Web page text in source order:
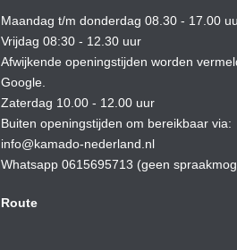
Maandag t/m donderdag 08.30 - 17.00
Vrijdag 08:30 - 12.30 uur
Afwijkende openingstijden worden
Google.
Zaterdag 10.00 - 12.00 uur
Buiten openingstijden om bereikbaar via:
info@kamado-nederland.nl
Whatsapp 0615695713 (geen
Route